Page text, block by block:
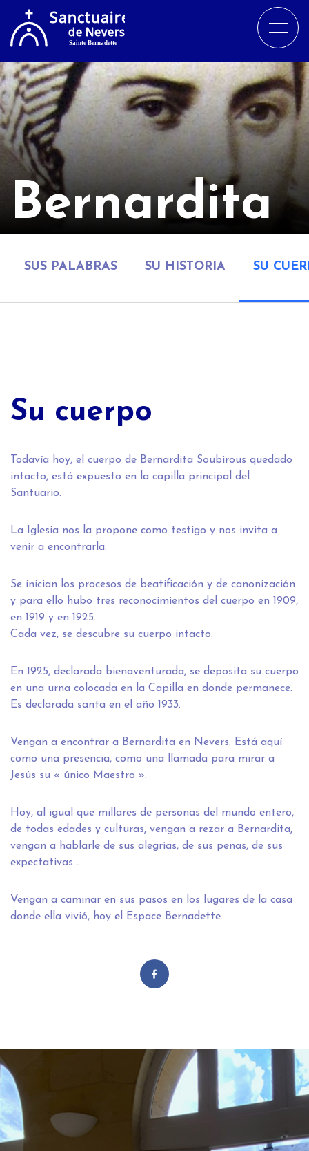
Bernardita
SUS PALABRAS SU HISTORIA SU
Su cuerpo
Todavía hoy, el cuerpo de Bernardita Soubirous quedado
intacto, está expuesto en la capilla principal del
Santuario.
La Iglesia nos la propone como testigo y nos invita a
venir a encontrarla.
Se inician los procesos de beatificación y de canonización
y para ello hubo tres reconocimientos del cuerpo en 1909,
en 1919 y en 1925.
Cada vez, se descubre su cuerpo intacto.
En 1925, declarada bienaventurada, se deposita su cuerpo
en una urna colocada en la Capilla en donde permanece.
Es declarada santa en el año 1933.
Vengan a encontrar a Bernardita en Nevers. Está aquí
como una presencia, como una llamada para mirar a
Jesús su « único Maestro ».
Hoy, al igual que millares de personas del mundo entero,
de todas edades y culturas, vengan a rezar a Bernardita,
vengan a hablarle de sus alegrías, de sus penas, de sus
expectativas…
Vengan a caminar en sus pasos en los lugares de la casa
donde ella vivió, hoy el Espace Bernadette.